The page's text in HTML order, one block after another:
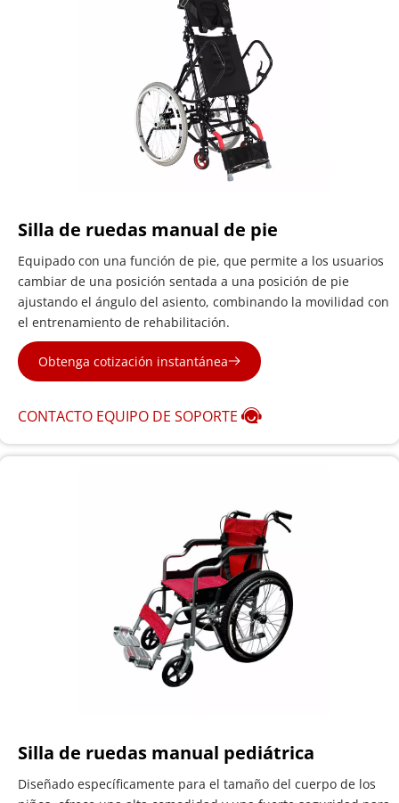
Silla de ruedas manual de pie
Equipado con una función de pie, que permite a los usuarios
cambiar de una posición sentada a una posición de pie
ajustando el ángulo del asiento, combinando la movilidad con
el entrenamiento de rehabilitación.
Obtenga cotización instantánea
CONTACTO EQUIPO DE SOPORTE
Silla de ruedas manual pediátrica
Diseñado específicamente para el tamaño del cuerpo de los